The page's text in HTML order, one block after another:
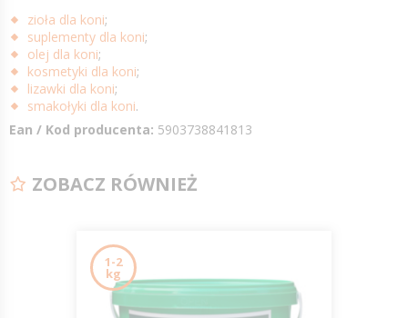
zioła dla koni;
suplementy dla koni;
olej dla koni;
kosmetyki dla koni;
lizawki dla koni;
smakołyki dla koni.
Ean / Kod producenta: 5903738841813
ZOBACZ RÓWNIEŻ
1-2
kg